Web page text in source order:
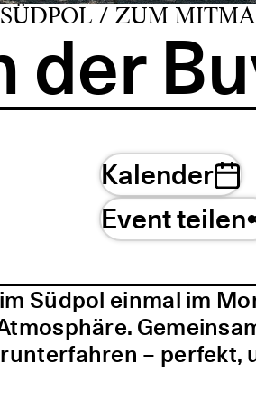
/ ZUM
der
Kalender
Event teilen
Südpol einmal im
– perfekt,